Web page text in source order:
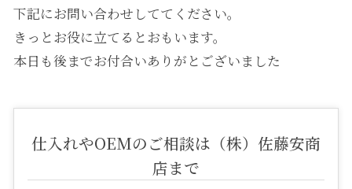
下記にお問い合わせしててください。
きっとお役に立てるとおもいます。
本日も後までお付合いありがとございました
仕入れやOEMのご相談は（株）佐藤安商
店まで